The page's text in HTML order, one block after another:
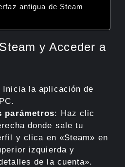
antigua de Steam
y Acceder a
Inicia la aplicación de
parámetros: Haz clic
donde sale tu
y clica en «Steam» en
izquierda y
de la cuenta».